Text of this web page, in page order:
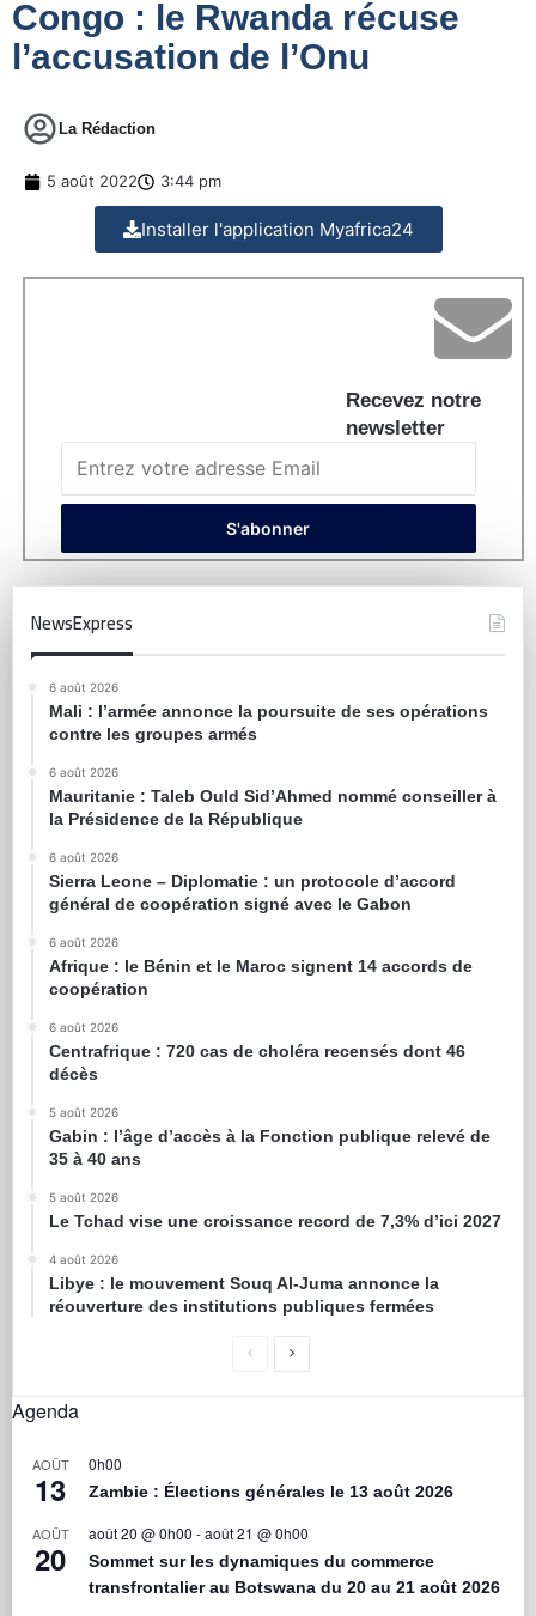
Congo : le Rwanda récuse
l’accusation de l’Onu
La Rédaction
5 août 2022 3:44 pm
Installer l'application Myafrica24
Recevez notre
newsletter
NewsExpress
6 août 2026
Mali : l’armée annonce la poursuite de ses opérations
contre les groupes armés
6 août 2026
Mauritanie : Taleb Ould Sid’Ahmed nommé conseiller à
la Présidence de la République
6 août 2026
Sierra Leone – Diplomatie : un protocole d’accord
général de coopération signé avec le Gabon
6 août 2026
Afrique : le Bénin et le Maroc signent 14 accords de
coopération
6 août 2026
Centrafrique : 720 cas de choléra recensés dont 46
décès
5 août 2026
Gabin : l’âge d’accès à la Fonction publique relevé de
35 à 40 ans
5 août 2026
Le Tchad vise une croissance record de 7,3% d’ici 2027
4 août 2026
Libye : le mouvement Souq Al-Juma annonce la
réouverture des institutions publiques fermées
Agenda
AOÛT
13
0h00
Zambie : Élections générales le 13 août 2026
AOÛT
20
août 20 @ 0h00 -août 21 @ 0h00
Sommet sur les dynamiques du commerce
transfrontalier au Botswana du 20 au 21 août 2026